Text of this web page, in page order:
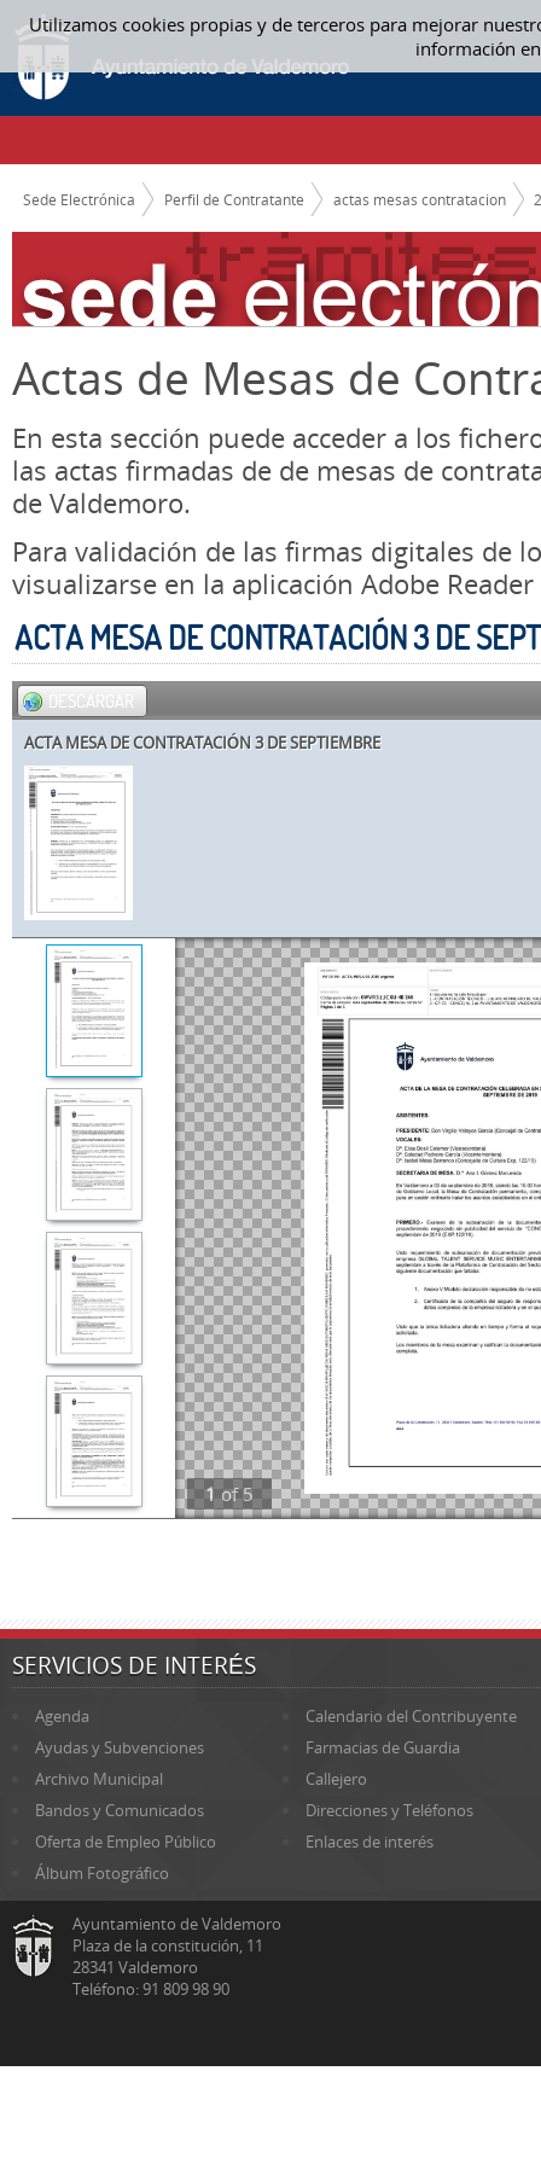
Utilizamos cookies propias y de terceros para mejorar
información
Saltar al contenido
ACTAS MESAS CONTRATACION
CAMINO DE MIGAS
Sede Electrónica Perfil de Contratante actas mesas contratacion
Actas de Mesas de
En esta sección puede acceder a los
las actas firmadas de de mesas de
de Valdemoro.
Para validación de las firmas digitales de
visualizarse en la aplicación Adobe Reader
ACTA MESA DE CONTRATACIÓN 3 DE
DESCARGAR
ACTA MESA DE CONTRATACIÓN 3 DE SEPTIEMBRE
1 of 5
SERVICIOS DE INTERÉS
Agenda
Calendario del Contribuyente
Ayudas y Subvenciones
Farmacias de Guardia
Archivo Municipal
Callejero
Bandos y Comunicados
Direcciones y Teléfonos
Oferta de Empleo Público
Enlaces de interés
Álbum Fotográfico
Ayuntamiento de Valdemoro
Plaza de la constitución, 11
28341 Valdemoro
Teléfono: 91 809 98 90